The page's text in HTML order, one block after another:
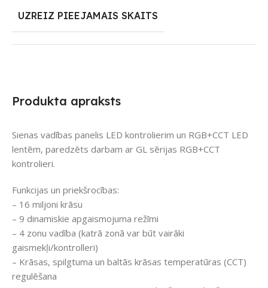
Produkta apraksts
Sienas vadības panelis LED kontrolierim un RGB+CCT LED
lentēm, paredzēts darbam ar GL sērijas RGB+CCT
kontrolieri.
Funkcijas un priekšrocības:
– 16 miljoni krāsu
– 9 dinamiskie apgaismojuma režīmi
– 4 zonu vadība (katrā zonā var būt vairāki
gaismekļi/kontrolleri)
– Krāsas, spilgtuma un baltās krāsas temperatūras (CCT)
regulēšana
UZREIZ PIEEJAMAIS SKAITS